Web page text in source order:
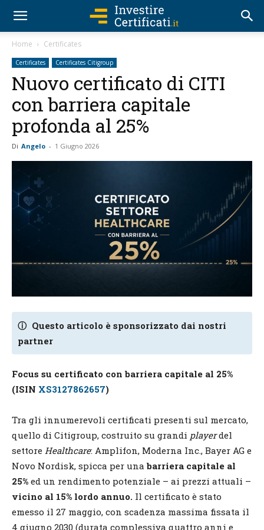
Home Certificates
Certificates Certificates Citigroup
Nuovo certificato di CITI
con barriera capitale
profonda al 25%
Di Angelo - 1 Giugno 2026
ⓘ Questo articolo è sponsorizzato dai nostri
partner
Focus su certificato con barriera capitale al 25%
(ISIN XS3127862657)
Tra gli innumerevoli certificati presenti sul mercato,
quello di Citigroup, costruito su grandi playerdel
settore Healthcare: Amplifon, Moderna Inc., Bayer AG e
Novo Nordisk, spicca per unabarriera capitale al
25% ed un rendimento potenziale – ai prezzi attuali –
vicino al 15% lordo annuo. Il certificato è stato
emesso il 27 maggio, con scadenza massima fissata il
4 giugno 2030 (durata complessiva quattro anni e